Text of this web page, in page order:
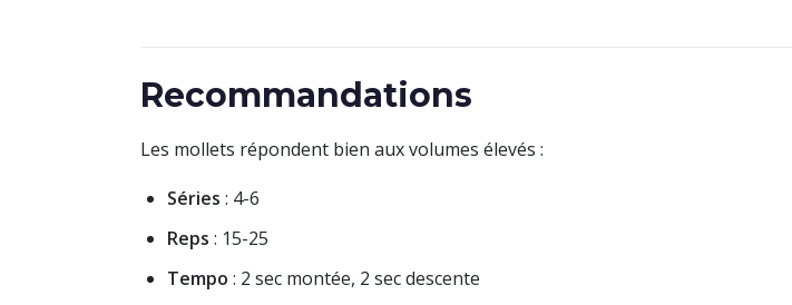
Recommandations
Les mollets répondent bien aux volumes élevés :
Séries : 4-6
Reps : 15-25
Tempo : 2 sec montée, 2 sec descente